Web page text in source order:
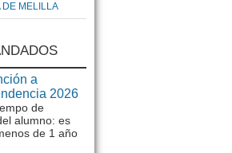
DE MELILLA
a
2026
de
alumno: es
de 1 año